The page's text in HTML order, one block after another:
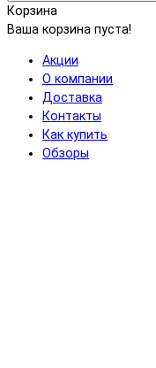
Корзина
Ваша корзина пуста!
Акции
О компании
Доставка
Контакты
Как купить
Обзоры